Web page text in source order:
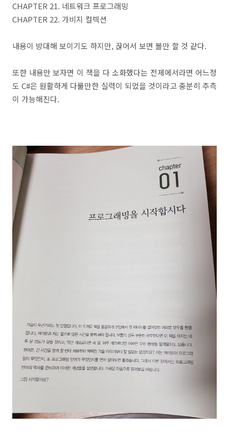
CHAPTER 21. 네트워크 프로그래밍
CHAPTER 22. 가비지 컬렉션
내용이 방대해 보이기도 하지만, 끊어서 보면 볼만 할 것 같다.
또한 내용만 보자면 이 책을 다 소화했다는 전제에서라면 어느정
도 C#은 원활하게 다룰만한 실력이 되었을 것이라고 충분히 추측
이 가능해진다.